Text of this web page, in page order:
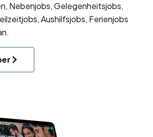
Nebenjobs, Gelegenheitsjobs,
Aushilfsjobs, Ferienjobs